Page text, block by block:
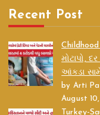
Recent Post
મોટાપો,
આંકડા
by Arti
August
Turkey-